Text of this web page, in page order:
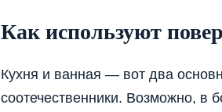
Как используют
Кухня и ванная — вот два
соотечественники. Возможно, в